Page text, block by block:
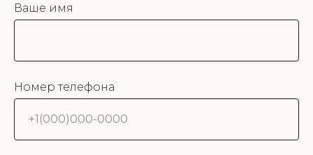
Ваше имя
Номер телефона